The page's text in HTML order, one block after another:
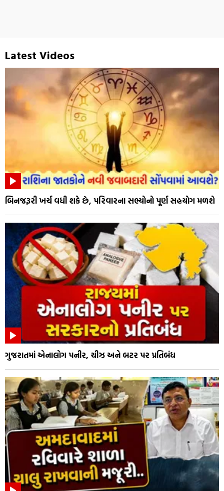
Latest Videos
બિનજરૂરી ખર્ચ વધી શકે છે, પરિવારના સભ્યોનો પૂર્ણ સહયોગ મળશે
ગુજરાતમાં એનાલોગ પનીર, ચીઝ અને બટર પર પ્રતિબંધ